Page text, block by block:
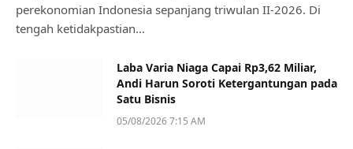
perekonomian Indonesia sepanjang triwulan II-2026. Di
tengah ketidakpastian…
Laba Varia Niaga Capai Rp3,62 Miliar,
Andi Harun Soroti Ketergantungan pada
Satu Bisnis
05/08/2026 7:15 AM